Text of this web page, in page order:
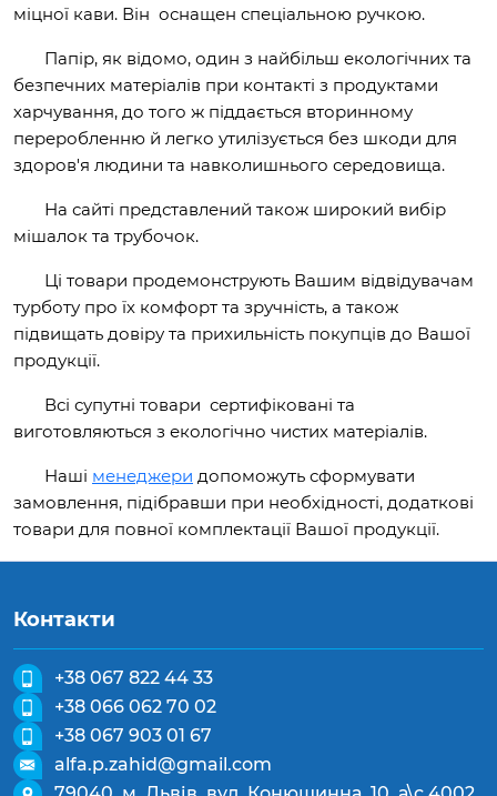
міцної кави. Він оснащен спеціальною ручкою.
Папір, як відомо, один з найбільш екологічних та
безпечних матеріалів при контакті з продуктами
харчування, до того ж піддається вторинному
переробленню й легко утилізується без шкоди для
здоров'я людини та навколишнього середовища.
На сайті представлений також широкий вибір
мішалок та трубочок.
Ці товари продемонструють Вашим відвідувачам
турботу про їх комфорт та зручність, а також
підвищать довіру та прихильність покупців до Вашої
продукції.
Всі супутні товари сертифіковані та
виготовляються з екологічно чистих матеріалів.
Наші менеджери допоможуть сформувати
замовлення, підібравши при необхідності, додаткові
товари для повної комплектації Вашої продукції.
Контакти
+38 067 822 44 33
+38 066 062 70 02
+38 067 903 01 67
alfa.p.zahid@gmail.com